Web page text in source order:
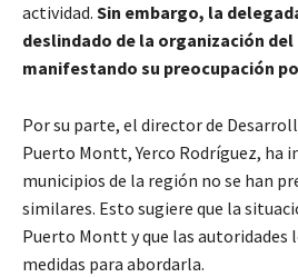
actividad. Sin embargo, la
deslindado de la organización
manifestando su preocupación
Por su parte, el director de
Puerto Montt, Yerco Rodríguez, ha
municipios de la región no se han
similares. Esto sugiere que la
Puerto Montt y que las autoridades
medidas para abordarla.